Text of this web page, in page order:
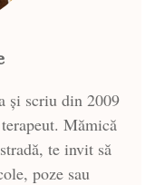
și scriu din 2009
Mămică
te invit să
poze sau